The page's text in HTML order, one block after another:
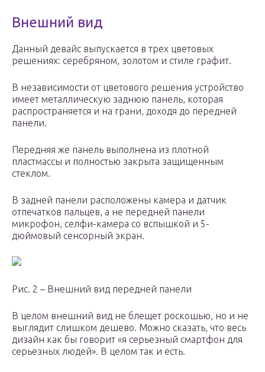
Внешний вид
Данный девайс выпускается в трех цветовых
решениях: серебряном, золотом и стиле графит.
В независимости от цветового решения устройство
имеет металлическую заднюю панель, которая
распространяется и на грани, доходя до передней
панели.
Передняя же панель выполнена из плотной
пластмассы и полностью закрыта защищенным
стеклом.
В задней панели расположены камера и датчик
отпечатков пальцев, а не передней панели
микрофон, селфи-камера со вспышкой и 5-
дюймовый сенсорный экран.
Рис. 2 – Внешний вид передней панели
В целом внешний вид не блещет роскошью, но и не
выглядит слишком дешево. Можно сказать, что весь
дизайн как бы говорит «я серьезный смартфон для
серьезных людей». В целом так и есть.